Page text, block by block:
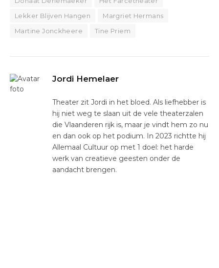
Lekker Blijven Hangen
Margriet Hermans
Martine Jonckheere
Tine Priem
Jordi Hemelaer
Theater zit Jordi in het bloed. Als liefhebber is
hij niet weg te slaan uit de vele theaterzalen
die Vlaanderen rijk is, maar je vindt hem zo nu
en dan ook op het podium. In 2023 richtte hij
Allemaal Cultuur op met 1 doel: het harde
werk van creatieve geesten onder de
aandacht brengen.